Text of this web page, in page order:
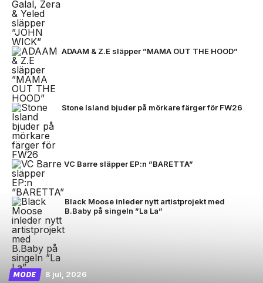
ADAAM & Z.E släpper ”MAMA OUT THE HOOD”
Stone Island bjuder på mörkare färger för FW26
VC Barre släpper EP:n ”BARETTA”
Black Moose inleder nytt artistprojekt med
B.Baby på singeln ”La La”
MODE 8 jul, 2026